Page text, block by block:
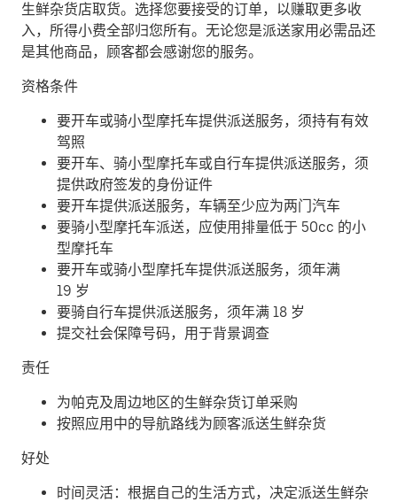
生鲜杂货店取货。选择您要接受的订单，以赚取更多收
入，所得小费全部归您所有。无论您是派送家用必需品还
是其他商品，顾客都会感谢您的服务。
资格条件
要开车或骑小型摩托车提供派送服务，须持有有效
驾照
要开车、骑小型摩托车或自行车提供派送服务，须
提供政府签发的身份证件
要开车提供派送服务，车辆至少应为两门汽车
要骑小型摩托车派送，应使用排量低于 50cc 的小
型摩托车
要开车或骑小型摩托车提供派送服务，须年满
19 岁
要骑自行车提供派送服务，须年满 18 岁
提交社会保障号码，用于背景调查
责任
为帕克及周边地区的生鲜杂货订单采购
按照应用中的导航路线为顾客派送生鲜杂货
好处
时间灵活：根据自己的生活方式，决定派送生鲜杂